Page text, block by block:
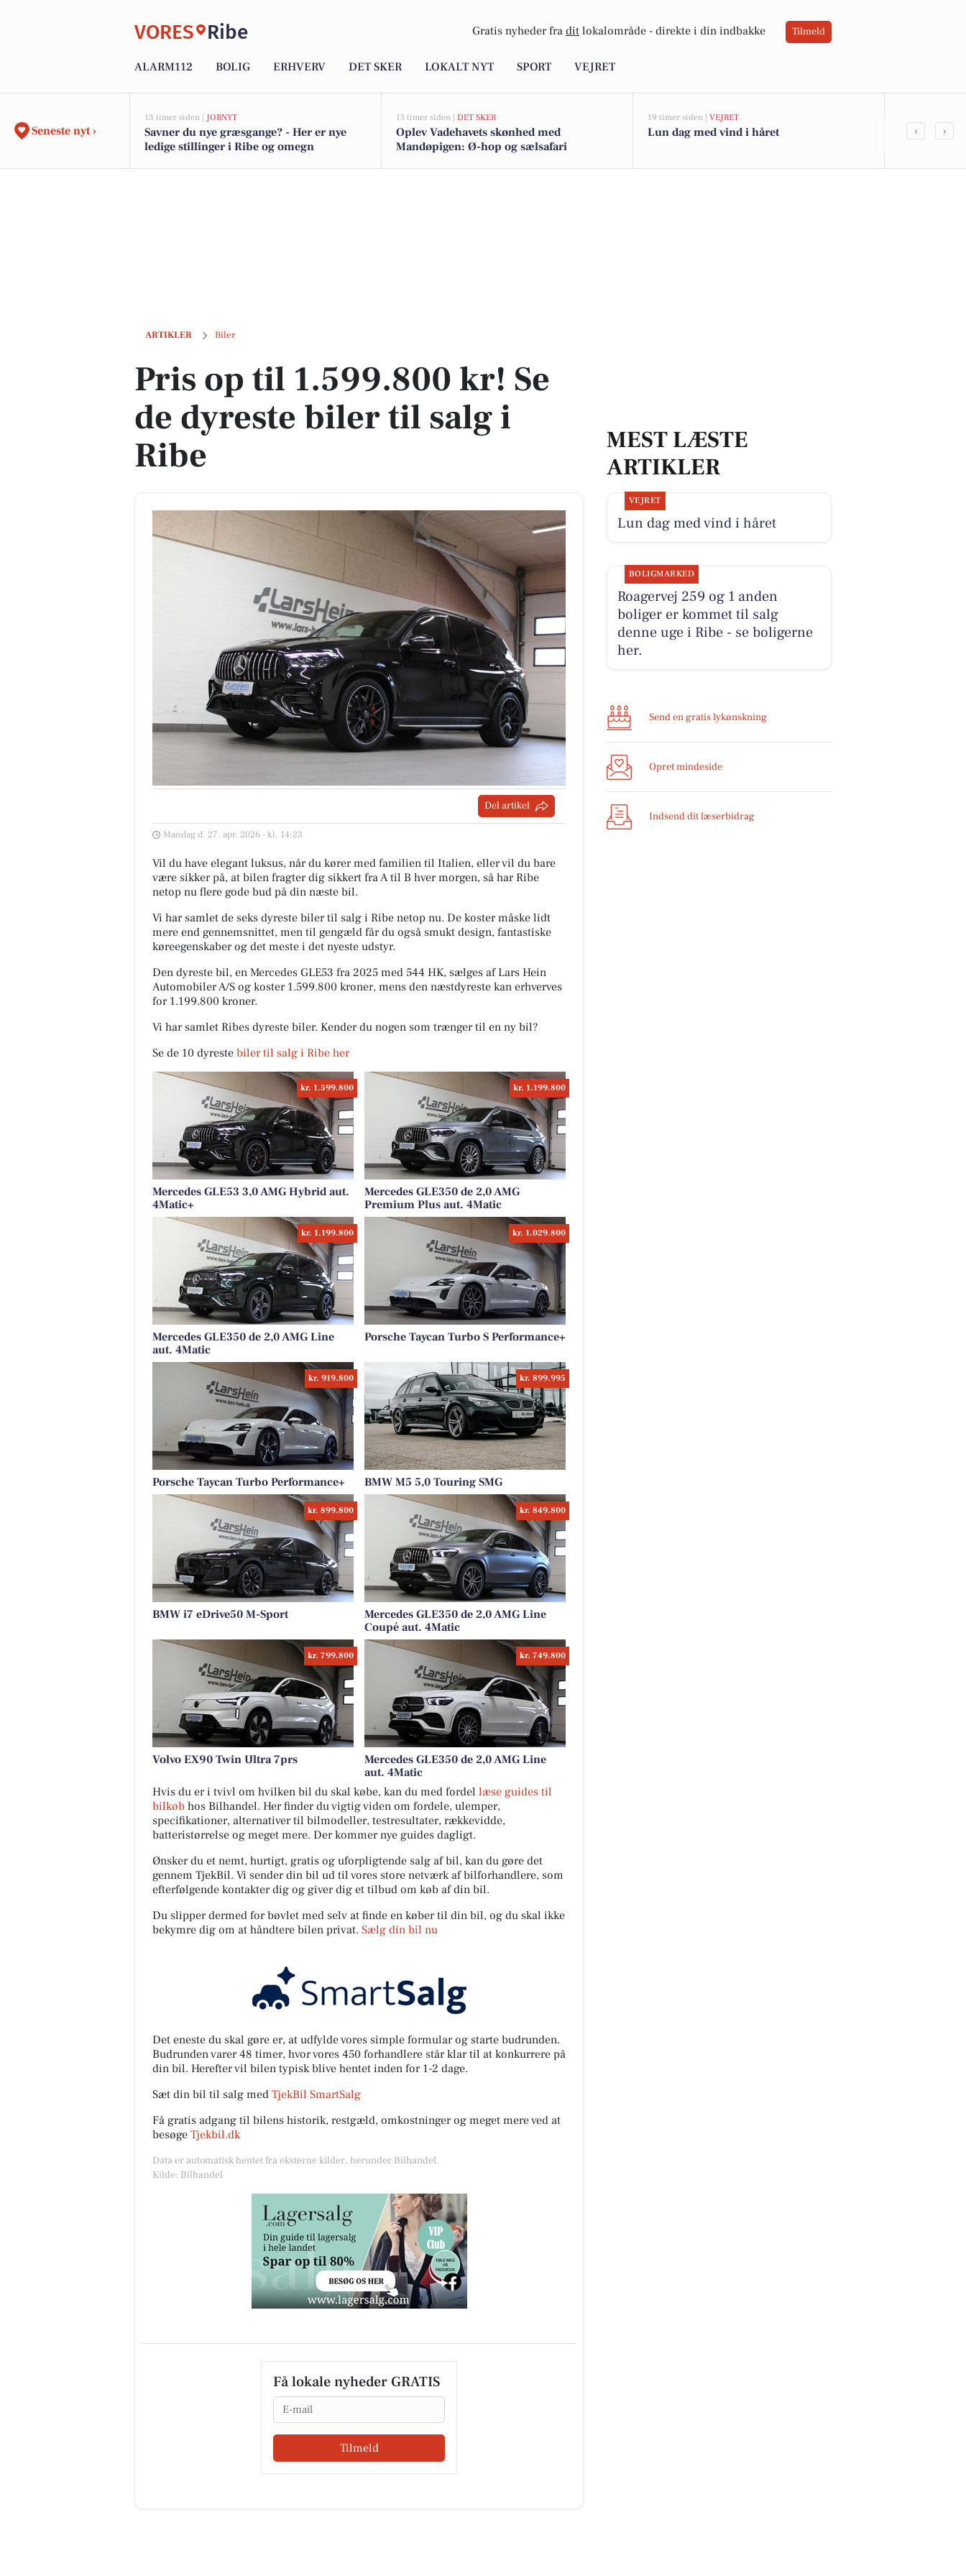
VORES Ribe Gratis nyheder fra dit lokalområde - direkte i din indbakke Tilmeld
ALARM112 BOLIG ERHVERV DET SKER LOKALT NYT SPORT VEJRET
Seneste nyt ›
13 timer siden | JOBNYT
Savner du nye græsgange? - Her er nye
ledige stillinger i Ribe og omegn
15 timer siden | DET SKER
Oplev Vadehavets skønhed med
Mandøpigen: Ø-hop og sælsafari
19 timer siden | VEJRET
Lun dag med vind i håret ‹ ›
ARTIKLER Biler
Pris op til 1.599.800 kr! Se de dyreste biler til salg i Ribe
Pris op til 1.599.800 kr! Se
de dyreste biler til salg i
Ribe
Del artikel
Mandag d. 27. apr. 2026 - kl. 14:23
Vil du have elegant luksus, når du kører med familien til Italien, eller vil du bare
være sikker på, at bilen fragter dig sikkert fra A til B hver morgen, så har Ribe
netop nu flere gode bud på din næste bil.
Vi har samlet de seks dyreste biler til salg i Ribe netop nu. De koster måske lidt
mere end gennemsnittet, men til gengæld får du også smukt design, fantastiske
køreegenskaber og det meste i det nyeste udstyr.
Den dyreste bil, en Mercedes GLE53 fra 2025 med 544 HK, sælges af Lars Hein
Automobiler A/S og koster 1.599.800 kroner, mens den næstdyreste kan erhverves
for 1.199.800 kroner.
Vi har samlet Ribes dyreste biler. Kender du nogen som trænger til en ny bil?
Se de 10 dyreste biler til salg i Ribe her
kr. 1.599.800
Mercedes GLE53 3,0 AMG Hybrid aut.
4Matic+
kr. 1.199.800
Mercedes GLE350 de 2,0 AMG
Premium Plus aut. 4Matic
kr. 1.199.800
Mercedes GLE350 de 2,0 AMG Line
aut. 4Matic
kr. 1.029.800
Porsche Taycan Turbo S Performance+
kr. 919.800
Porsche Taycan Turbo Performance+
kr. 899.995
BMW M5 5,0 Touring SMG
kr. 899.800
BMW i7 eDrive50 M-Sport
kr. 849.800
Mercedes GLE350 de 2,0 AMG Line
Coupé aut. 4Matic
kr. 799.800
Volvo EX90 Twin Ultra 7prs
kr. 749.800
Mercedes GLE350 de 2,0 AMG Line
aut. 4Matic
Hvis du er i tvivl om hvilken bil du skal købe, kan du med fordel læse guides til
bilkøb hos Bilhandel. Her finder du vigtig viden om fordele, ulemper,
specifikationer, alternativer til bilmodeller, testresultater, rækkevidde,
batteristørrelse og meget mere. Der kommer nye guides dagligt.
Ønsker du et nemt, hurtigt, gratis og uforpligtende salg af bil, kan du gøre det
gennem TjekBil. Vi sender din bil ud til vores store netværk af bilforhandlere, som
efterfølgende kontakter dig og giver dig et tilbud om køb af din bil.
Du slipper dermed for bøvlet med selv at finde en køber til din bil, og du skal ikke
bekymre dig om at håndtere bilen privat. Sælg din bil nu
Det eneste du skal gøre er, at udfylde vores simple formular og starte budrunden.
Budrunden varer 48 timer, hvor vores 450 forhandlere står klar til at konkurrere på
din bil. Herefter vil bilen typisk blive hentet inden for 1-2 dage.
Sæt din bil til salg med TjekBil SmartSalg
Få gratis adgang til bilens historik, restgæld, omkostninger og meget mere ved at
besøge Tjekbil.dk
Data er automatisk hentet fra eksterne kilder, herunder Bilhandel.
Kilde: Bilhandel
Få lokale nyheder GRATIS
Email
Tilmeld
MEST LÆSTE
ARTIKLER
VEJRET
Lun dag med vind i håret
BOLIGMARKED
Roagervej 259 og 1 anden
boliger er kommet til salg
denne uge i Ribe - se boligerne
her.
Send en gratis lykønskning
Opret mindeside
Indsend dit læserbidrag